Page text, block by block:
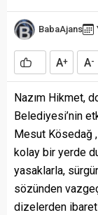
BabaAjans
A+ A-
Nazım Hikmet,
Belediyesi’nin
Mesut Kösedağ ,
kolay bir yerde
yasaklarla,
sözünden
dizelerden